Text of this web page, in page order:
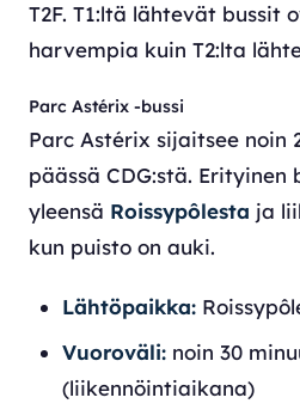
T2F. T1:ltä lähtevät bussit
harvempia kuin T2:lta
Parc Astérix -bussi
Parc Astérix sijaitsee noin
päässä CDG:stä. Erityinen
yleensä Roissypôlesta ja
kun puisto on auki.
Lähtöpaikka:
Vuoroväli: noin 30
(liikennöintiaikana)